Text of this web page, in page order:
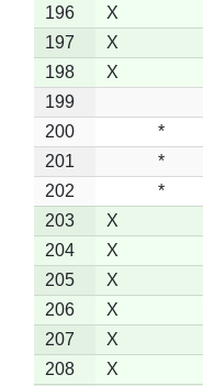
196
X
197
X
198
X
199
200
*
201
*
202
*
203
X
204
X
205
X
206
X
207
X
208
X